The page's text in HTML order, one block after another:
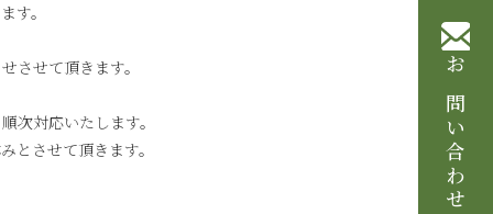
お問い合わせ
す。
させて頂きます。
次対応いたします。
とさせて頂きます。